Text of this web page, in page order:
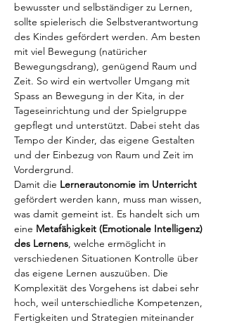
bewusster und selbständiger zu Lernen,
sollte spielerisch die Selbstverantwortung
des Kindes gefördert werden. Am besten
mit viel Bewegung (natüricher
Bewegungsdrang), genügend Raum und
Zeit. So wird ein wertvoller Umgang mit
Spass an Bewegung in der Kita, in der
Tageseinrichtung und der Spielgruppe
gepflegt und unterstützt. Dabei steht das
Tempo der Kinder, das eigene Gestalten
und der Einbezug von Raum und Zeit im
Vordergrund.
Damit die Lernerautonomie im Unterricht
gefördert werden kann, muss man wissen,
was damit gemeint ist. Es handelt sich um
eine Metafähigkeit (Emotionale Intelligenz)
des Lernens, welche ermöglicht in
verschiedenen Situationen Kontrolle über
das eigene Lernen auszuüben. Die
Komplexität des Vorgehens ist dabei sehr
hoch, weil unterschiedliche Kompetenzen,
Fertigkeiten und Strategien miteinander